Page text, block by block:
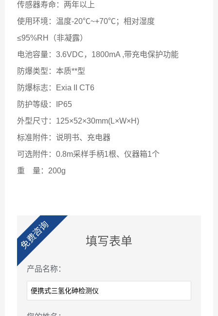
传感器寿命：两年以上
使用环境：温度-20℃~+70℃；相对湿度
≤95%RH（非凝露）
电池容量：3.6VDC，1800mA ,带充电保护功能
防爆类型：本质**型
防爆标志：Exia II CT6
防护等级：IP65
外型尺寸：125×52×30mm(L×W×H)
标准附件：说明书、充电器
可选附件：0.8m采样手柄1根、仪器箱1个
重
量：200g
免费咨询 填写表单
产品名称：